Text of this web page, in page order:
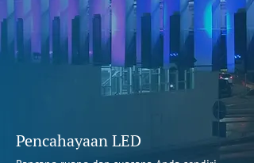
Pencahayaan LED